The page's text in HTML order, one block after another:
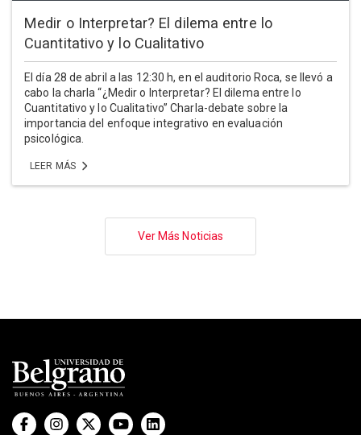
Medir o Interpretar? El dilema entre lo
Cuantitativo y lo Cualitativo
El día 28 de abril a las 12:30 h, en el auditorio Roca, se llevó a
cabo la charla “¿Medir o Interpretar? El dilema entre lo
Cuantitativo y lo Cualitativo” Charla-debate sobre la
importancia del enfoque integrativo en evaluación
psicológica.
LEER MÁS
Ver Más Noticias